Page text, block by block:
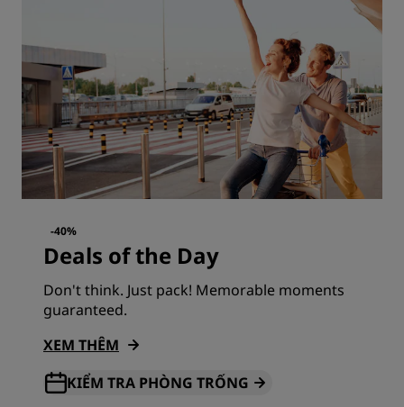
-40%
Deals of the Day
Don't think. Just pack! Memorable moments
guaranteed.
XEM THÊM
KIỂM TRA PHÒNG TRỐNG